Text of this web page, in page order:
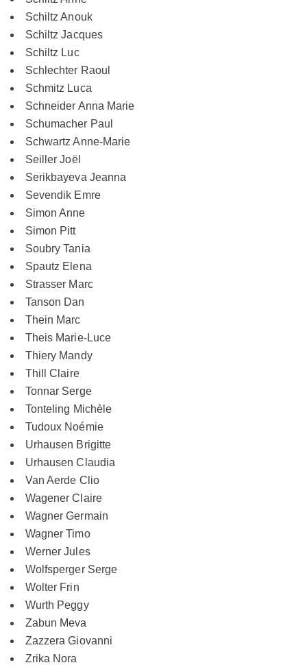
Schiltz Anouk
Schiltz Jacques
Schiltz Luc
Schlechter Raoul
Schmitz Luca
Schneider Anna Marie
Schumacher Paul
Schwartz Anne-Marie
Seiller Joël
Serikbayeva Jeanna
Sevendik Emre
Simon Anne
Simon Pitt
Soubry Tania
Spautz Elena
Strasser Marc
Tanson Dan
Thein Marc
Theis Marie-Luce
Thiery Mandy
Thill Claire
Tonnar Serge
Tonteling Michèle
Tudoux Noémie
Urhausen Brigitte
Urhausen Claudia
Van Aerde Clio
Wagener Claire
Wagner Germain
Wagner Timo
Werner Jules
Wolfsperger Serge
Wolter Frin
Wurth Peggy
Zabun Meva
Zazzera Giovanni
Zrika Nora